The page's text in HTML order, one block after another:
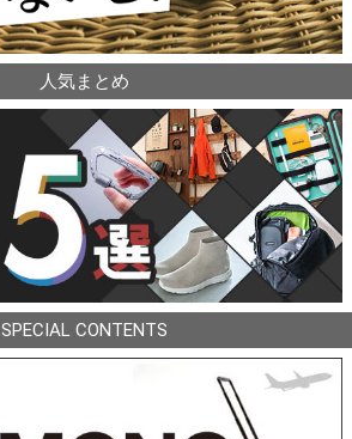
人気まとめ
SPECIAL CONTENTS